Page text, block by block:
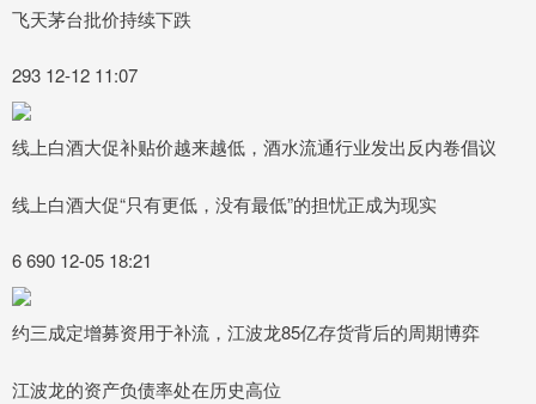
飞天茅台批价持续下跌
293 12-12 11:07
线上白酒大促补贴价越来越低，酒水流通行业发出反内卷倡议
线上白酒大促“只有更低，没有最低”的担忧正成为现实
6 690 12-05 18:21
约三成定增募资用于补流，江波龙85亿存货背后的周期博弈
江波龙的资产负债率处在历史高位